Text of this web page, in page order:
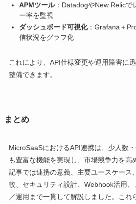
APMツール：DatadogやNew Relicで
ー率を監視
ダッシュボード可視化：Grafana＋
信状況をグラフ化
これにより、API仕様変更や運用障害に
整備できます。
まとめ
MicroSaaSにおけるAPI連携は、少人数
も豊富な機能を実現し、市場競争力を高
記事では連携の意義、主要ユースケース
較、セキュリティ設計、Webhook活用、
／運用まで一貫して解説しました。これ